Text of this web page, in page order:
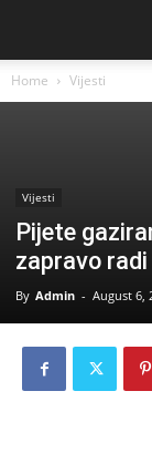
Home Vijesti
Vijesti
Pijete
zapravo
By Admin - August 6,